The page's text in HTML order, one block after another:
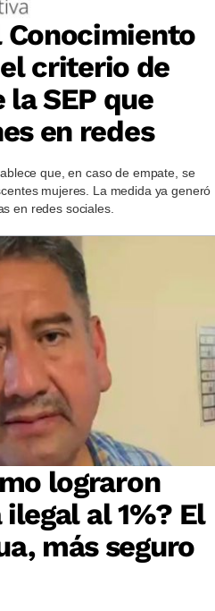
criterio de
SEP que
en redes
que, en caso de empate, se
mujeres. La medida ya generó
en redes sociales.
lograron
al 1%? El
más seguro